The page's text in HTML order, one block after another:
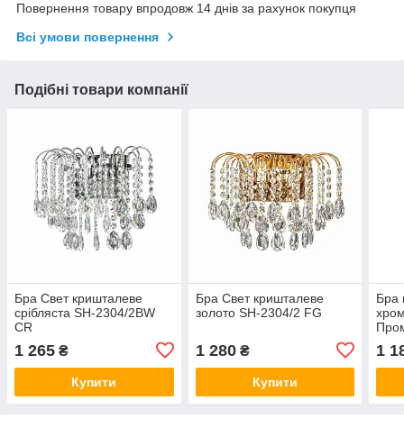
Повернення товару впродовж 14 днів за рахунок покупця
Всі умови повернення
Подібні товари компанії
Бра Свет кришталеве
срібляста SH-2304/2BW
CR
1 265 ₴
Купити
Бра Свет кришталеве
золото SH-2304/2 FG
1 280₴
Купити
Бра
1